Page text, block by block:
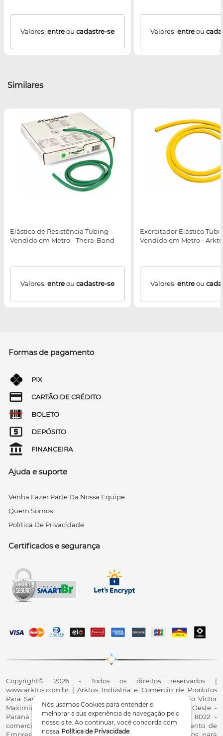
Nós usamos Cookies para entender e
melhorar a sua experiência de navegação pelo
nosso site. Ao continuar, você concorda com
nossa Política de Privacidade.
Valores: entreou cadastre-se Valores: entreou
Similares
Elástico de Resistência Tubing -
Vendido em Metro - Thera-Band
Valores: entreou cadastre-se
Exercitador Elástico
Vendido em Metro -
Valores: entreou
Formas de pagamento
PIX
CARTÃO DE CRÉDITO
BOLETO
DEPÓSITO
FINANCEIRA
Ajuda e suporte
Venha Fazer Parte Da Nossa Equipe
Quem Somos
Política De Privacidade
Certificados e segurança
Copyright© 2026 - Todos os direitos reservados |
www.arktus.com.br | Arktus Indústria e Comércio de Produtos
Para Saúde Ltda | CNPJ: 01.417.367/0001-78 | R. Antônio Victor
Maximiano, 107, Parque Industrial II, Santa Tereza do Oeste -
Paraná - CEP 85825-900 - Fale conosco: 0800 200 8022 -
comercial@arktus.com.br | Autorização de Funcionamento de